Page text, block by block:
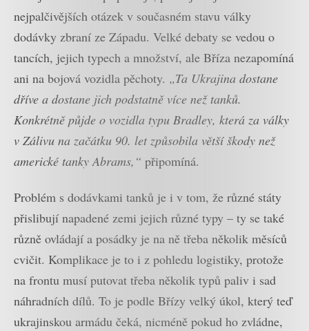
nejpalčivějších otázek v současném stavu války
dodávky zbraní ze Západu. Velké debaty se vedou o
tancích, jejich typech a množství, ale Bříza nezapomíná
ani na bojová vozidla pěchoty. „Ta Ukrajina dostane
dříve a dostane jich podstatně více než tanků.
Konkrétně půjde o vozidla typu Bradley, která za války
v Zálivu na začátku 90. let způsobila větší škody než
americké tanky Abrams,“ připomíná.
Problém s dodávkami tanků je i v tom, že různé státy
přislibují napadené zemi jejich různé typy – ty se také
různě ovládají a posádky je na ně třeba několik měsíců
cvičit. Komplikace je to i z pohledu logistiky, protože
na frontu musí putovat třeba několik typů paliv i sad
náhradních dílů. To je podle Břízy velký úkol, který teď
ukrajinskou armádu čeká, nicméně pokud ho zvládne,